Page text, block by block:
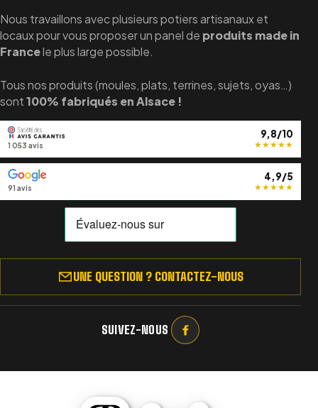
Nous travaillons avec plusieurs potiers artisanaux et
locaux pour vous proposer un panel de produits made in
Francele plus large possible.
Tous nos produits (moules, plats, terrines, sujets, oyas…)
sont100% fabriqués en Alsace !
9,8/10
★★★★★
1 053 avis
4,9/5
★★★★★
91 avis
UNE QUESTION ? CONTACTEZ-NOUS
SUIVEZ-NOUS